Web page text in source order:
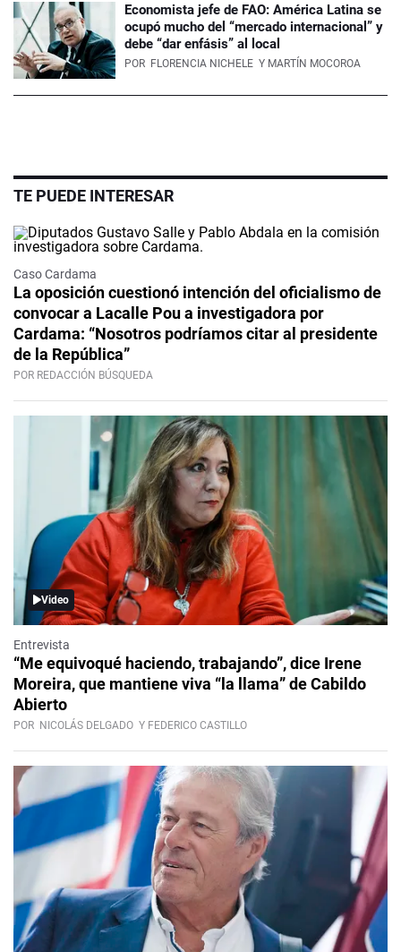
Economista jefe de FAO: América Latina se
ocupó mucho del “mercado internacional” y
debe “dar enfásis” al local
POR FLORENCIA NICHELE Y MARTÍN MOCOROA
TE PUEDE INTERESAR
Caso Cardama
La oposición cuestionó intención del oficialismo de
convocar a Lacalle Pou a investigadora por
Cardama: “Nosotros podríamos citar al presidente
de la República”
POR REDACCIÓN BÚSQUEDA
Video
Entrevista
“Me equivoqué haciendo, trabajando”, dice Irene
Moreira, que mantiene viva “la llama” de Cabildo
Abierto
POR NICOLÁS DELGADO Y FEDERICO CASTILLO